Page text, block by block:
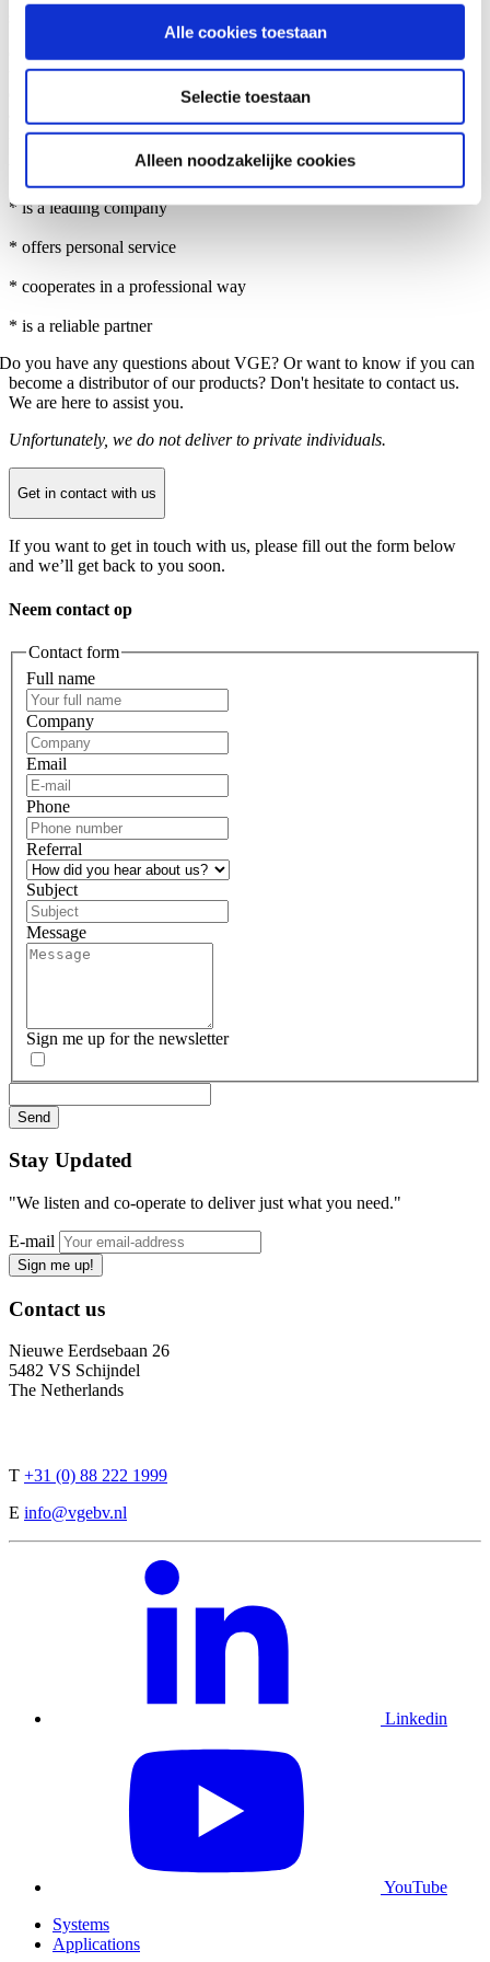
informatie die u aan ze heeft verstrekt of die ze hebben
verzameld op basis van uw gebruik van hun services.
Alle cookies toestaan
Selectie toestaan
Alleen noodzakelijke cookies
Our support team of qualified engineers is available for on-site
training and technical support, being able to assist in setting up the
entire system. Extensive information and technical knowledge are
reliability.
* is a leading company
* offers personal service
* cooperates in a professional way
* is a reliable partner
Do you have any questions about VGE? Or want to know if you can
become a distributor of our products? Don't hesitate to contact us.
We are here to assist you.
Unfortunately, we do not deliver to private individuals.
Get in contact with us
If you want to get in touch with us, please fill out the form below
and we’ll get back to you soon.
Neem contact op
Contact form
Full name
Company
Email
Phone
Referral
Subject
Message
Sign me up for the newsletter
Stay Updated
"We listen and co-operate to deliver just what you need."
E-mail
Sign me up!
Contact us
Nieuwe Eerdsebaan 26
5482 VS Schijndel
The Netherlands
T +31 (0) 88 222 1999
E info@vgebv.nl
Linkedin
YouTube
Systems
Applications